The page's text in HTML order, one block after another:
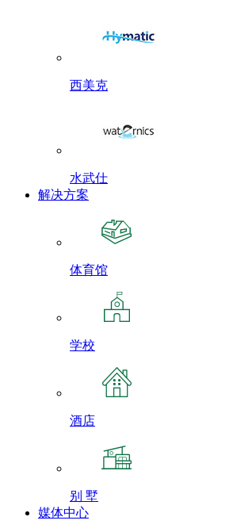
西美克
水武仕
解决方案
体育馆
学校
酒店
别 墅
媒体中心